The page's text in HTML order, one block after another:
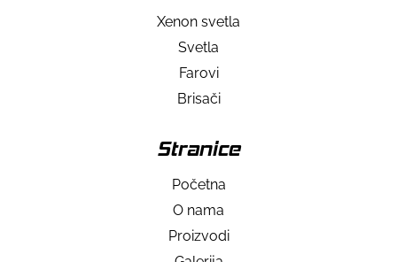
Xenon svetla
Svetla
Farovi
Brisači
Stranice
Početna
O nama
Proizvodi